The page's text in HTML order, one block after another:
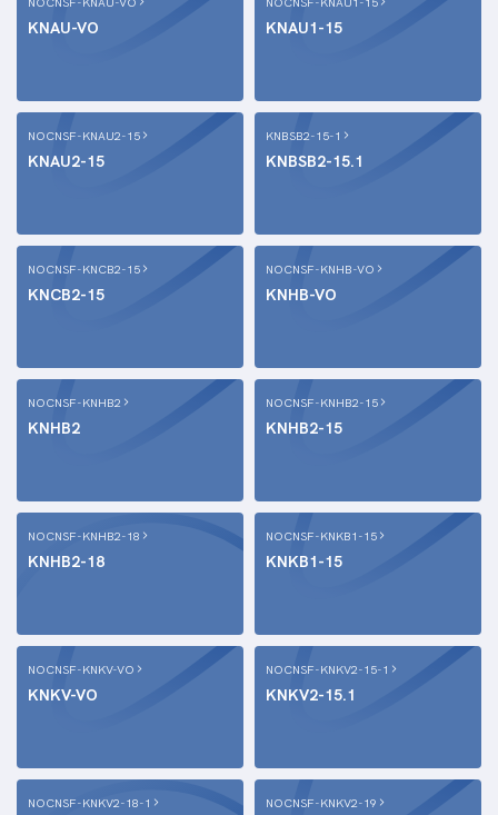
KNAU-VO KNAU1-15
NOCNSF-KNAU2-15
KNAU2-15
KNBSB2-15-1
KNBSB2-15.1
NOCNSF-KNCB2-15
KNCB2-15
NOCNSF-KNHB-VO
KNHB-VO
NOCNSF-KNHB2
KNHB2
NOCNSF-KNHB2-15
KNHB2-15
NOCNSF-KNHB2-18
KNHB2-18
NOCNSF-KNKB1-15
KNKB1-15
NOCNSF-KNKV-VO
KNKV-VO
NOCNSF-KNKV2-15-1
KNKV2-15.1
NOCNSF-KNKV2-18-1 NOCNSF-KNKV2-19